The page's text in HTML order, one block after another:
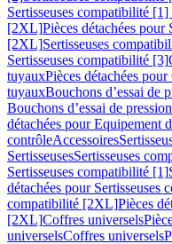
Sertisseuses compatibilité
[2XL]Pièces détachées pour
[2XL]Sertisseuses
Sertisseuses compatibilité [3]
tuyauxPièces détachées
tuyauxBouchons d’essai de
Bouchons d’essai de pression
détachées pour Equipement
contrôleAccessoires
SertisseusesSertisseuses
Sertisseuses compatibilité [1]
détachées pour Sertisseuses
compatibilité [2XL]Pièces
[2XL]Coffres universels
universelsCoffres universels